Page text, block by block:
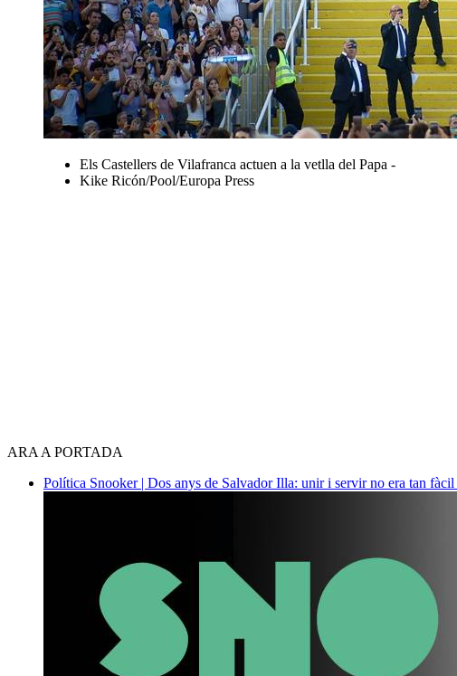
Els Castellers de Vilafranca actuen a la vetlla del Papa -
Kike Ricón/Pool/Europa Press
ARA A PORTADA
Política Snooker | Dos anys de Salvador Illa: unir i servir no era tan fàcil